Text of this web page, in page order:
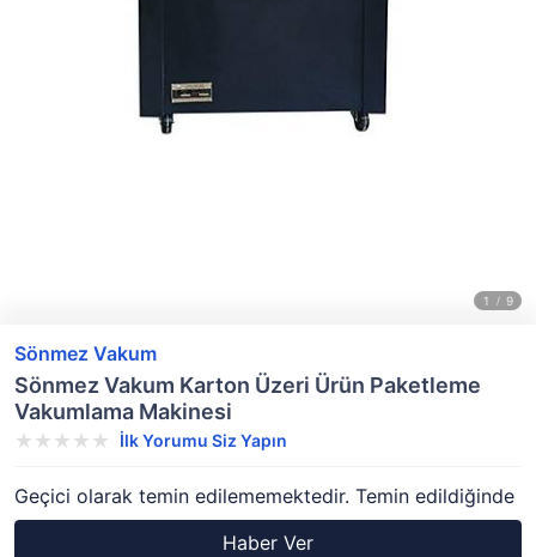
Sönmez Vakum
Sönmez Vakum Karton Üzeri Ürün Paketleme
Vakumlama Makinesi
İlk Yorumu Siz Yapın
Geçici olarak temin edilememektedir. Temin edildiğinde
Haber Ver